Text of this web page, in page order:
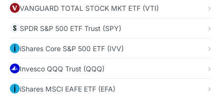
VANGUARD TOTAL STOCK MKT ETF (VTI)
SPDR S&P 500 ETF Trust (SPY)
iShares Core S&P 500 ETF (IVV)
Invesco QQQ Trust (QQQ)
iShares MSCI EAFE ETF (EFA)